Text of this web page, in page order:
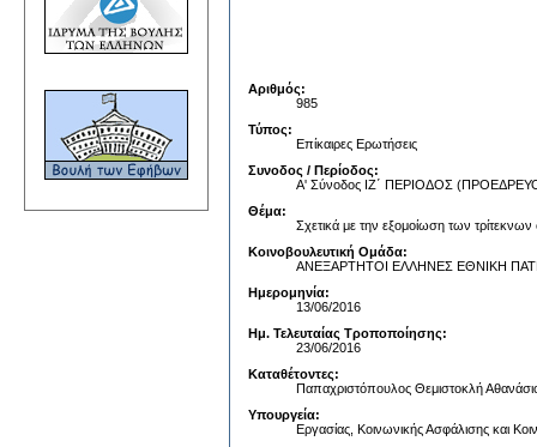
Αριθμός:
985
Τύπος:
Επίκαιρες Ερωτήσεις
Συνοδος / Περίοδος:
Α' Σύνοδος ΙΖ΄ ΠΕΡΙΟΔΟΣ
Θέμα:
Σχετικά με την εξομοίωση των τρίτεκνων
Κοινοβουλευτική Ομάδα:
ΑΝΕΞΑΡΤΗΤΟΙ ΕΛΛΗΝΕΣ ΕΘΝΙΚΗ
Ημερομηνία:
13/06/2016
Ημ. Τελευταίας Τροποποίησης:
23/06/2016
Καταθέτοντες:
Παπαχριστόπουλος Θεμιστοκλή
Υπουργεία:
Εργασίας, Κοινωνικής Ασφάλισης και